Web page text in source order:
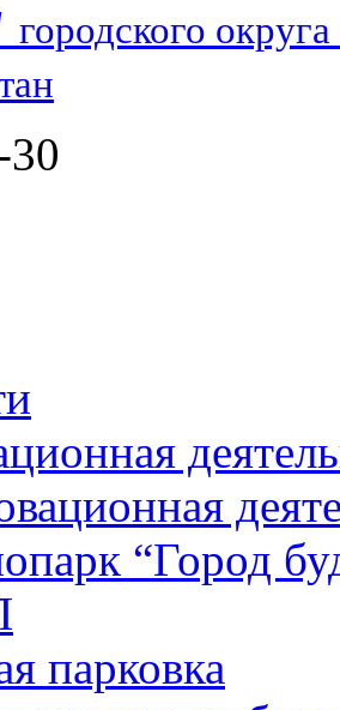
городского
“Город
парковка